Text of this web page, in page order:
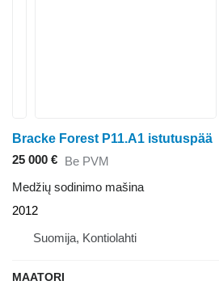
Bracke Forest P11.A1 istutuspää
25 000 € Be PVM
Medžių sodinimo mašina
2012
Suomija, Kontiolahti
MAATORI